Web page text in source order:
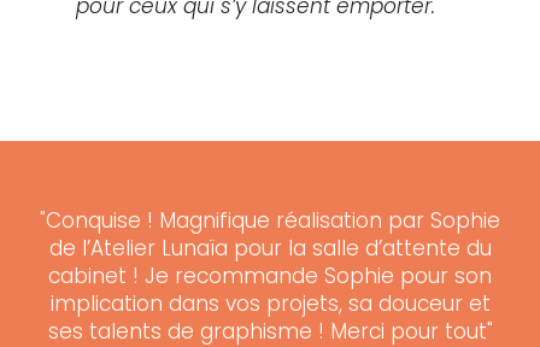
pour ceux qui s’y laissent emporter.
"Conquise ! Magnifique réalisation par Sophie
de l’Atelier Lunaïa pour la salle d’attente du
cabinet ! Je recommande Sophie pour son
implication dans vos projets, sa douceur et
ses talents de graphisme ! Merci pour tout"